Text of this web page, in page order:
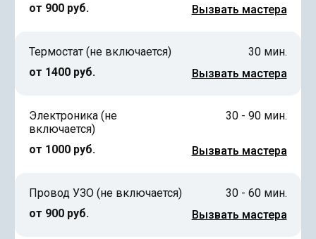
от 900 руб.
Вызвать мастера
Термостат (не включается)
от 1400 руб.
30 мин.
Вызвать мастера
Электроника (не
включается)
от 1000 руб.
30 - 90 мин.
Вызвать мастера
Провод УЗО (не включается)
от 900 руб.
30 - 60 мин.
Вызвать мастера